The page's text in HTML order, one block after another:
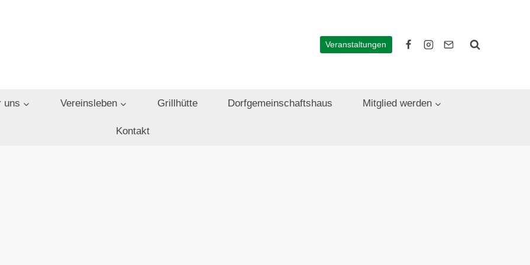
Veranstaltungen
uns Vereinsleben Grillhütte Dorfgemeinschaftshaus Mitglied werden
Kontakt